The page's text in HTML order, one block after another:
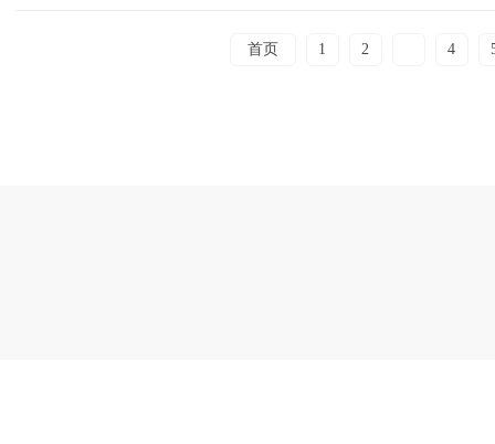
首页 1 2 4